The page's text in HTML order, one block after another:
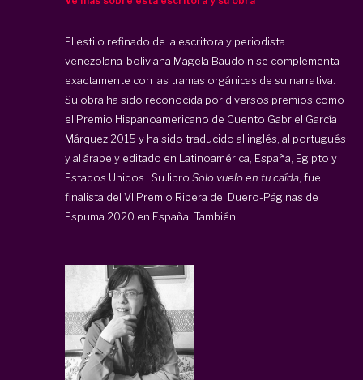
El estilo refinado de la escritora y periodista
venezolana-boliviana Magela Baudoin se complementa
exactamente con las tramas orgánicas de su narrativa.
Su obra ha sido reconocida por diversos premios como
el Premio Hispanoamericano de Cuento Gabriel García
Márquez 2015 y ha sido traducido al inglés, al portugués
y al árabe y editado en Latinoamérica, España, Egipto y
Estados Unidos. Su libro Solo vuelo en tu caída , fue
finalista del VI Premio Ribera del Duero-Páginas de
Espuma 2020 en España. También ...